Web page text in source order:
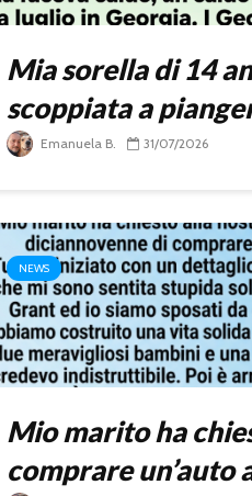
Mia sorella di 14
scoppiata a
Emanuela B. 31/07/2026
NEWS
Mio marito ha
comprare un’auto